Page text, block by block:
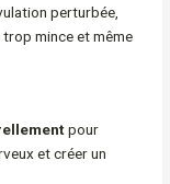
perturbée,
mince et même
pour
et créer un